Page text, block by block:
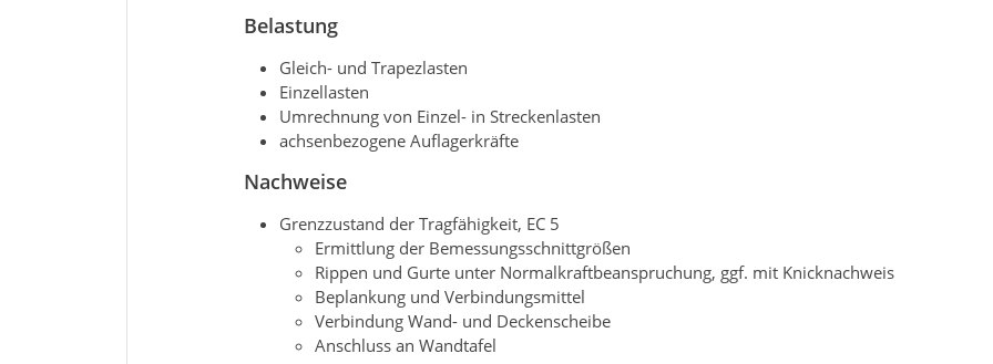
Belastung
Gleich- und Trapezlasten
Einzellasten
Umrechnung von Einzel- in Streckenlasten
achsenbezogene Auflagerkräfte
Nachweise
Grenzzustand der Tragfähigkeit, EC 5
Ermittlung der Bemessungsschnittgrößen
Rippen und Gurte unter Normalkraftbeanspruchung, ggf. mit Knicknachweis
Beplankung und Verbindungsmittel
Verbindung Wand- und Deckenscheibe
Anschluss an Wandtafel